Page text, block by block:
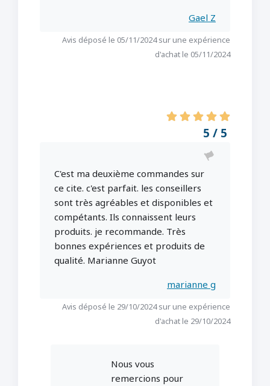
Gael Z
Avis déposé le 05/11/2024 sur une expérience
d'achat le 05/11/2024
5 / 5
C'est ma deuxième commandes sur
ce cite. c'est parfait. les conseillers
sont très agréables et disponibles et
compétants. Ils connaissent leurs
produits. je recommande. Très
bonnes expériences et produits de
qualité. Marianne Guyot
marianne g
Avis déposé le 29/10/2024 sur une expérience
d'achat le 29/10/2024
Nous vous
remercions pour